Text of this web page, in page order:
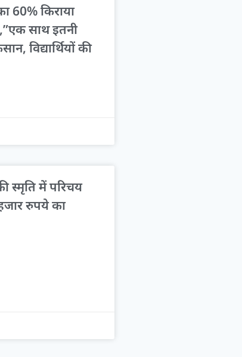
60% किराया
साथ इतनी
विद्यार्थियों की
स्मृति में परिचय
रुपये का